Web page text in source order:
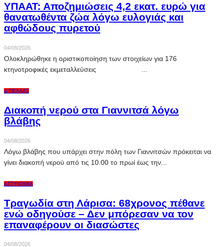
ΥΠΑΑΤ: Αποζημιώσεις 4,2 εκατ. ευρώ για
θανατωθέντα ζώα λόγω ευλογιάς και
αφθώδους πυρετού
04/08/2026
Ολοκληρώθηκε η οριστικοποίηση των στοιχείων για 176
κτηνοτροφικές εκμεταλλεύσεις ...
Δ.ΠΈΛΛΑΣ
Διακοπή νερού στα Γιαννιτσά λόγω
βλάβης
04/08/2026
Λόγω βλάβης που υπάρχει στην πόλη των Γιαννιτσών πρόκειται να
γίνει διακοπή νερού από τις 10.00 το πρωί έως την...
ΑΣΤΥΝΟΜΊΑ
Τραγωδία στη Λάρισα: 68χρονος πέθανε
ενώ οδηγούσε – Δεν μπόρεσαν να τον
επαναφέρουν οι διασώστες
04/08/2026